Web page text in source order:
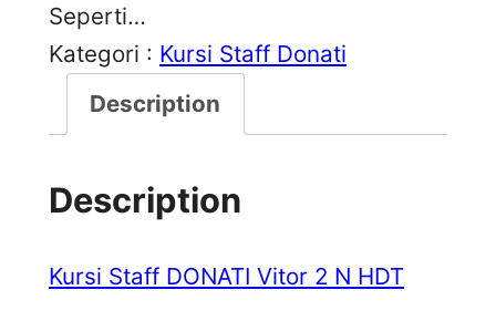
Seperti…
Kategori : Kursi Staff Donati
Description
Description
Kursi Staff DONATI Vitor 2 N HDT